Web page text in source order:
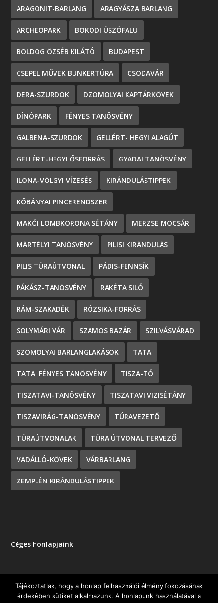
ARAGONIT-BARLANG ARAGYÁSZA BARLANG
ARCHEOPARK BOKODI ÚSZÓFALU
BOLDOG ÖZSÉB KILÁTÓ BUDAPEST
CSEPEL MŰVEK BUNKERTÚRA CSODAVÁR
DERA-SZURDOK DZOMOLYAI KAPTÁRKÖVEK
DÍNÓPARK FÉNYES TANÖSVÉNY
GALBENA-SZURDOK GELLÉRT- HEGYI ALAGÚT
GELLÉRT-HEGYI ŐSFORRÁS GYADAI TANÖSVÉNY
ILONA-VÖLGYI VÍZESÉS KIRÁNDULÁSTIPPEK
KŐBÁNYAI PINCERENDSZER
MAKÓI LOMBKORONA SÉTÁNY MERZSE MOCSÁR
MÁRTÉLYI TANÖSVÉNY PILISI KIRÁNDULÁS
PILIS TÚRAÚTVONAL PÁDIS-FENNSÍK
PÁKÁSZ-TANÖSVÉNY RAKÉTA SILÓ
RÁM-SZAKADÉK RÓZSIKA-FORRÁS
SOLYMÁRI VÁR SZAMOS BAZÁR SZILVÁSVÁRAD
SZOMOLYAI BARLANGLAKÁSOK TATA
TATAI FÉNYES TANÖSVÉNY TISZA-TÓ
TISZATAVI-TANÖSVÉNY TISZATAVI VIZISÉTÁNY
TISZAVIRÁG-TANÖSVÉNY TÚRAVEZETŐ
TÚRAÚTVONALAK TÚRA ÚTVONAL TERVEZŐ
VADÁLLÓ-KÖVEK VÁRBARLANG
ZEMPLÉN KIRÁNDULÁSTIPPEK
Céges honlapjaink
Tervezte:Elegant Themes| Üzemeltető:WordPress
Tájékoztatlak, hogy a honlap felhasználói élmény fokozásának
érdekében sütiket alkalmazunk. A honlapunk használatával a